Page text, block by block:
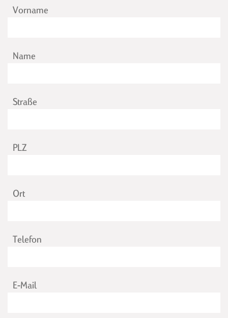
Vorname
Name
Straße
PLZ
Ort
Telefon
E-Mail